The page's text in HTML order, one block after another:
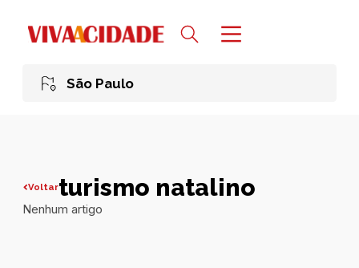
São Paulo
Voltarturismo natalino
Nenhum artigo